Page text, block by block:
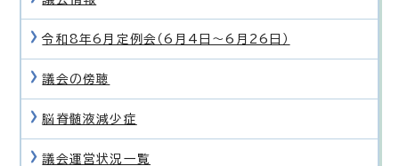
令和8年6月定例会（6月4日〜6月26日）
議会の傍聴
脳脊髄液減少症
議会運営状況一覧